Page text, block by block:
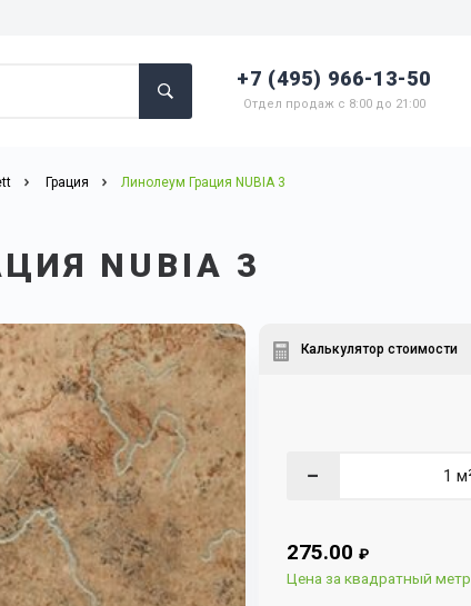
+7 (495) 966-13-50
Отдел продаж с 8:00 до 21:00
Грация Линолеум Грация NUBIA 3
NUBIA 3
Калькулятор стоимости
−
275.00 ₽
Цена за квадратный метр